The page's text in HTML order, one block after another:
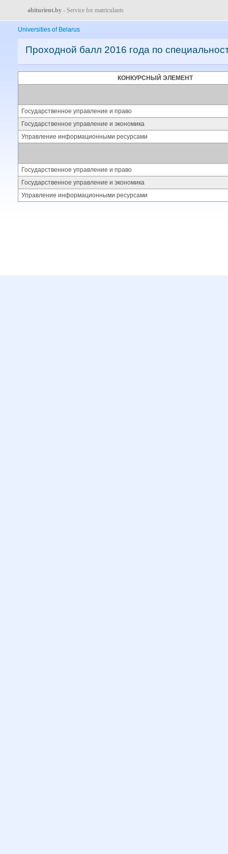
abiturient.by - Service for matriculants
Universities of Belarus
Проходной балл 2016 года по
КОНКУРСНЫЙ ЭЛЕМЕНТ
Государственное управление и право
Государственное управление и экономика
Управление информационными ресурсами
Государственное управление и право
Государственное управление и экономика
Управление информационными ресурсами